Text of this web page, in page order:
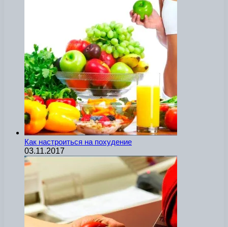
Как настроиться на похудение
03.11.2017